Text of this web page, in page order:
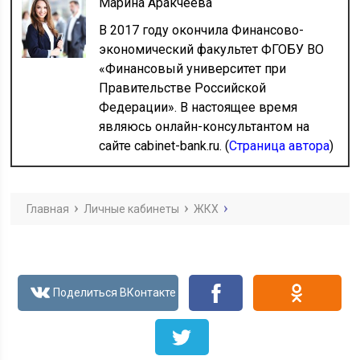
Марина Аракчеева
В 2017 году окончила Финансово-
экономический факультет ФГОБУ ВО
«Финансовый университет при
Правительстве Российской
Федерации». В настоящее время
являюсь онлайн-консультантом на
сайте cabinet-bank.ru. (Страница автора)
Главная Личные кабинеты ЖКХ